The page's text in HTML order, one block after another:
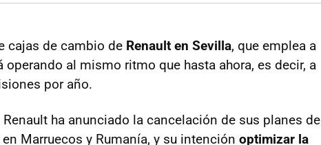
cajas de cambio de Renault en Sevilla, que emplea a
operando al mismo ritmo que hasta ahora, es decir, a
por año.
ha anunciado la cancelación de sus planes de
Marruecos y Rumanía, y su intención optimizar la